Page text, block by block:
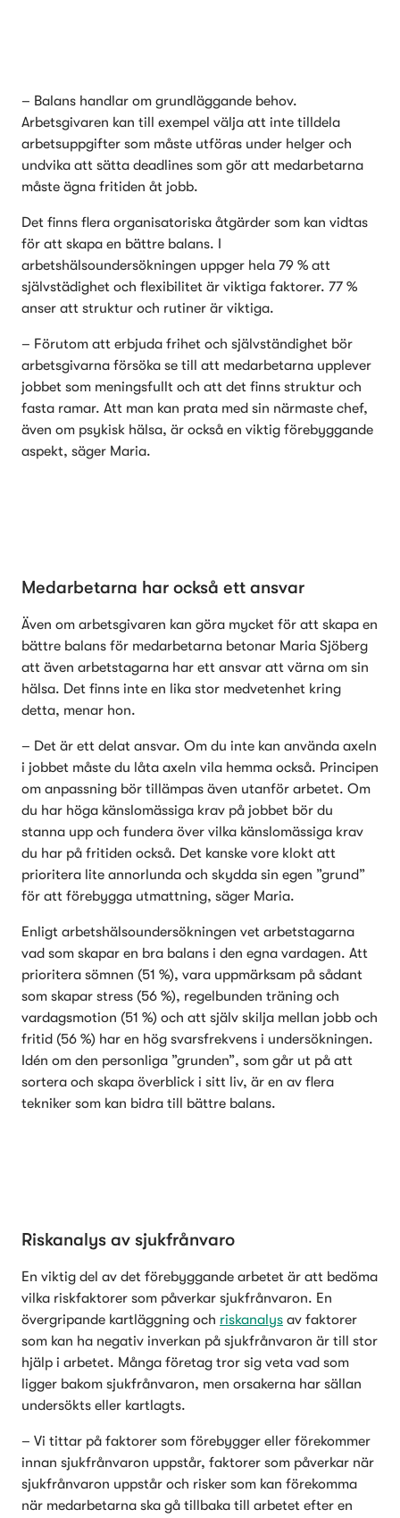
– Balans handlar om grundläggande behov.
Arbetsgivaren kan till exempel välja att inte tilldela
arbetsuppgifter som måste utföras under helger och
undvika att sätta deadlines som gör att medarbetarna
måste ägna fritiden åt jobb.
Det finns flera organisatoriska åtgärder som kan vidtas
för att skapa en bättre balans. I
arbetshälsoundersökningen uppger hela 79 % att
självstädighet och flexibilitet är viktiga faktorer. 77 %
anser att struktur och rutiner är viktiga.
– Förutom att erbjuda frihet och självständighet bör
arbetsgivarna försöka se till att medarbetarna upplever
jobbet som meningsfullt och att det finns struktur och
fasta ramar. Att man kan prata med sin närmaste chef,
även om psykisk hälsa, är också en viktig förebyggande
aspekt, säger Maria.
Medarbetarna har också ett ansvar
Även om arbetsgivaren kan göra mycket för att skapa en
bättre balans för medarbetarna betonar Maria Sjöberg
att även arbetstagarna har ett ansvar att värna om sin
hälsa. Det finns inte en lika stor medvetenhet kring
detta, menar hon.
– Det är ett delat ansvar. Om du inte kan använda axeln
i jobbet måste du låta axeln vila hemma också. Principen
om anpassning bör tillämpas även utanför arbetet. Om
du har höga känslomässiga krav på jobbet bör du
stanna upp och fundera över vilka känslomässiga krav
du har på fritiden också. Det kanske vore klokt att
prioritera lite annorlunda och skydda sin egen ”grund”
för att förebygga utmattning, säger Maria.
Enligt arbetshälsoundersökningen vet arbetstagarna
vad som skapar en bra balans i den egna vardagen. Att
prioritera sömnen (51 %), vara uppmärksam på sådant
som skapar stress (56 %), regelbunden träning och
vardagsmotion (51 %) och att själv skilja mellan jobb och
fritid (56 %) har en hög svarsfrekvens i undersökningen.
Idén om den personliga ”grunden”, som går ut på att
sortera och skapa överblick i sitt liv, är en av flera
tekniker som kan bidra till bättre balans.
Riskanalys av sjukfrånvaro
En viktig del av det förebyggande arbetet är att bedöma
vilka riskfaktorer som påverkar sjukfrånvaron. En
övergripande kartläggning och riskanalys av faktorer
som kan ha negativ inverkan på sjukfrånvaron är till stor
hjälp i arbetet. Många företag tror sig veta vad som
ligger bakom sjukfrånvaron, men orsakerna har sällan
undersökts eller kartlagts.
– Vi tittar på faktorer som förebygger eller förekommer
innan sjukfrånvaron uppstår, faktorer som påverkar när
sjukfrånvaron uppstår och risker som kan förekomma
när medarbetarna ska gå tillbaka till arbetet efter en